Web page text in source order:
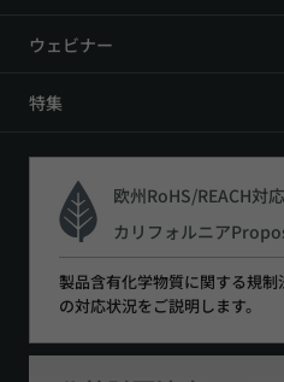
ウェビナー
特集
欧州RoHS/REACH対応
カリフォルニア
製品含有化学物質に関する規
の対応状況をご説明します。